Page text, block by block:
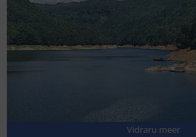
Vidraru meer